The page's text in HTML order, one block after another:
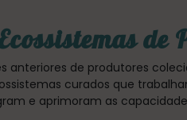
de
de produtores
curados que
e aprimoram as